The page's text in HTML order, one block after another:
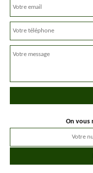
On vous